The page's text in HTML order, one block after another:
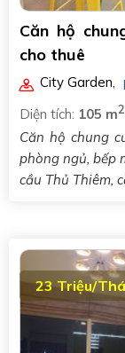
Căn hộ
cho thuê
City Garden,
Diện tích: 105 m2
Căn hộ chung
phòng ngủ, bếp
cầu Thủ Thiêm,
23 Triệu/